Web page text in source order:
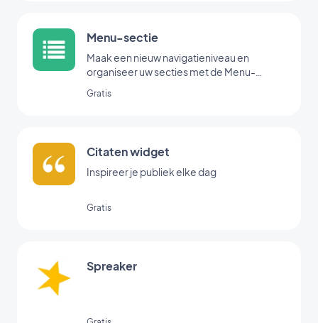
Menu-sectie
Maak een nieuw navigatieniveau en
organiseer uw secties met de Menu-
Gratis
Citaten widget
Inspireer je publiek elke dag
Gratis
Spreaker